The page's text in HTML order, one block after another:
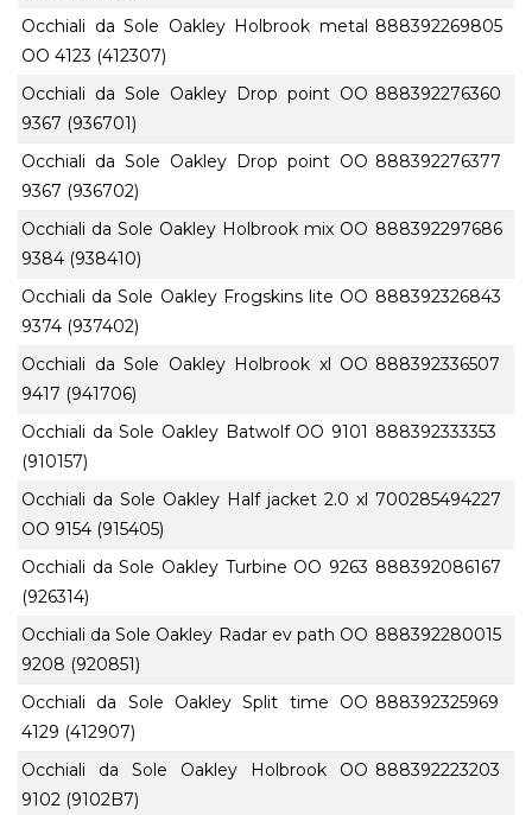
Occhiali da Sole Oakley Holbrook metal
OO 4123 (412307)
888392269805
Occhiali da Sole Oakley Drop point OO
9367 (936701)
888392276360
Occhiali da Sole Oakley Drop point OO
9367 (936702)
888392276377
Occhiali da Sole Oakley Holbrook mix OO
9384 (938410)
888392297686
Occhiali da Sole Oakley Frogskins lite OO
9374 (937402)
888392326843
Occhiali da Sole Oakley Holbrook xl OO
9417 (941706)
888392336507
Occhiali da Sole Oakley Batwolf OO 9101
(910157)
888392333353
Occhiali da Sole Oakley Half jacket 2.0 xl
OO 9154 (915405)
700285494227
Occhiali da Sole Oakley Turbine OO 9263
(926314)
888392086167
Occhiali da Sole Oakley Radar ev path OO
9208 (920851)
888392280015
Occhiali da Sole Oakley Split time OO
4129 (412907)
888392325969
Occhiali da Sole Oakley Holbrook OO
9102 (9102B7)
888392223203